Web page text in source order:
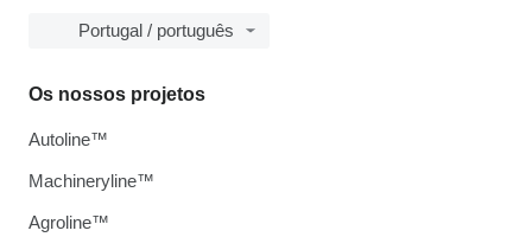
Portugal / português
Os nossos projetos
Autoline™
Machineryline™
Agroline™